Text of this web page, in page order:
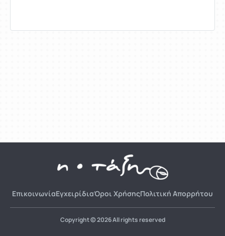
ΕπικοινωνίαΕγχειρίδιαΌροι ΧρήσηςΠολιτική Απορρήτου
Copyright © 2026 All rights reserved